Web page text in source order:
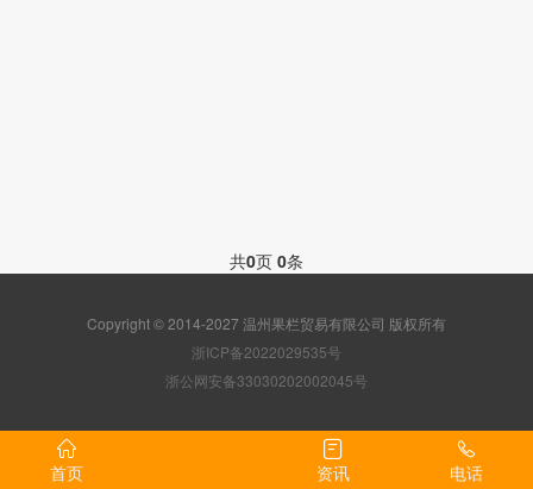
共0页 0条
Copyright © 2014-2027 温州果栏贸易有限公司 版权所有
浙ICP备2022029535号
浙公网安备33030202002045号
首页 资讯 电话